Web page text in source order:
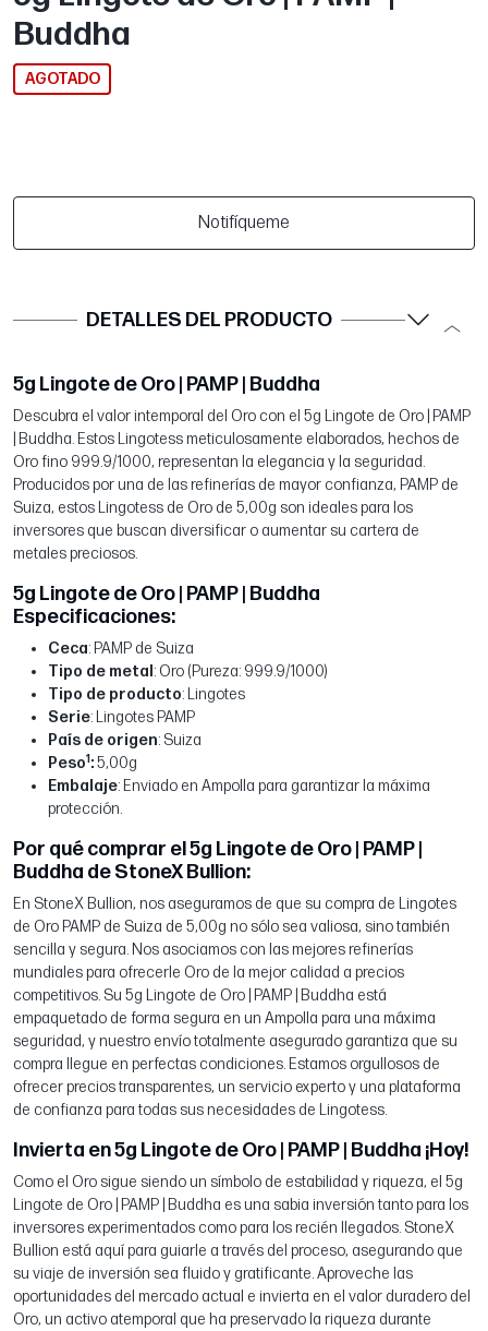
Buddha
AGOTADO
Notifíqueme
DETALLES DEL PRODUCTO
5g Lingote de Oro | PAMP | Buddha
Descubra el valor intemporal del Oro con el 5g Lingote de Oro | PAMP
| Buddha. Estos Lingotess meticulosamente elaborados, hechos de
Oro fino 999.9/1000, representan la elegancia y la seguridad.
Producidos por una de las refinerías de mayor confianza, PAMP de
Suiza, estos Lingotess de Oro de 5,00g son ideales para los
inversores que buscan diversificar o aumentar su cartera de
metales preciosos.
5g Lingote de Oro | PAMP | Buddha
Especificaciones:
Ceca: PAMP de Suiza
Tipo de metal : Oro (Pureza: 999.9/1000)
Tipo de producto: Lingotes
Serie: Lingotes PAMP
País de origen: Suiza
Peso1:5,00g
Embalaje: Enviado en Ampolla para garantizar la máxima
protección.
Por qué comprar el 5g Lingote de Oro | PAMP |
Buddha de StoneX Bullion:
En StoneX Bullion, nos aseguramos de que su compra de Lingotes
de Oro PAMP de Suiza de 5,00g no sólo sea valiosa, sino también
sencilla y segura. Nos asociamos con las mejores refinerías
mundiales para ofrecerle Oro de la mejor calidad a precios
competitivos. Su 5g Lingote de Oro | PAMP | Buddha está
empaquetado de forma segura en un Ampolla para una máxima
seguridad, y nuestro envío totalmente asegurado garantiza que su
compra llegue en perfectas condiciones. Estamos orgullosos de
ofrecer precios transparentes, un servicio experto y una plataforma
de confianza para todas sus necesidades de Lingotess.
Invierta en 5g Lingote de Oro | PAMP | Buddha ¡Hoy!
Como el Oro sigue siendo un símbolo de estabilidad y riqueza, el 5g
Lingote de Oro | PAMP | Buddha es una sabia inversión tanto para los
inversores experimentados como para los recién llegados. StoneX
Bullion está aquí para guiarle a través del proceso, asegurando que
su viaje de inversión sea fluido y gratificante. Aproveche las
oportunidades del mercado actual e invierta en el valor duradero del
Oro, un activo atemporal que ha preservado la riqueza durante